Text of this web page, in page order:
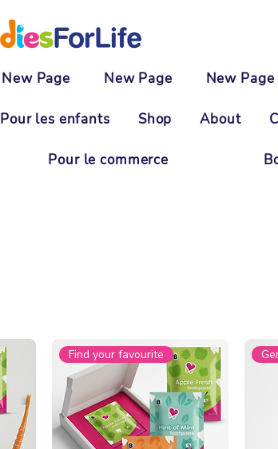
New Page New Page New Page
Pour les enfants Shop About
Pour le commerce
Find your favourite